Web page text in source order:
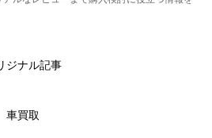
ジナル記事
車買取